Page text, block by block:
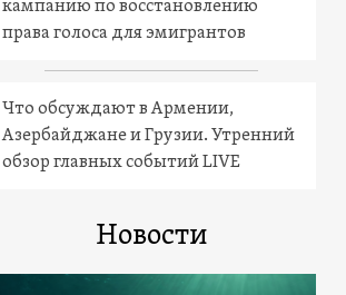
кампанию по восстановлению
права голоса для эмигрантов
Что обсуждают в Армении,
Азербайджане и Грузии. Утренний
обзор главных событий LIVE
Новости